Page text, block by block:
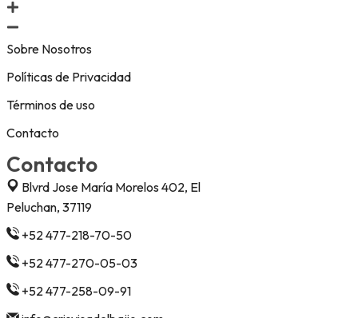
Sobre Nosotros
Políticas de Privacidad
Términos de uso
Contacto
Contacto
Blvrd Jose María Morelos 402, El
Peluchan, 37119
+52 477-218-70-50
+52 477-270-05-03
+52 477-258-09-91